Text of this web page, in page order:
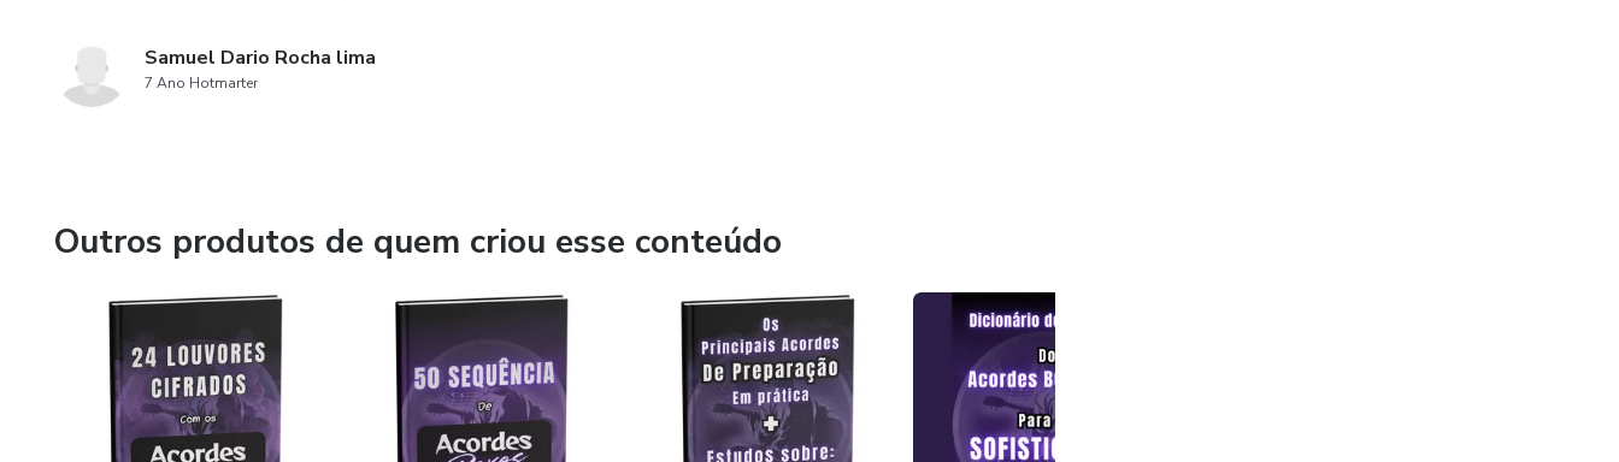
Samuel Dario Rocha lima
7 Ano Hotmarter
Outros produtos de quem criou esse conteúdo